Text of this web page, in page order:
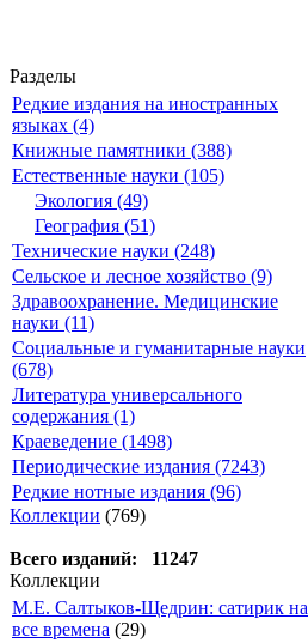
Разделы
Редкие издания на иностранных
языках (4)
Книжные памятники (388)
Естественные науки (105)
Экология (49)
География (51)
Технические науки (248)
Сельское и лесное хозяйство (9)
Здравоохранение. Медицинские
науки (11)
Социальные и гуманитарные науки
(678)
Литература универсального
содержания (1)
Краеведение (1498)
Периодические издания (7243)
Редкие нотные издания (96)
Коллекции (769)
Всего изданий: 11247
Коллекции
М.Е. Салтыков-Щедрин: сатирик на
все времена (29)